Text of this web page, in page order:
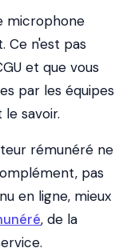
microphone
Ce n'est pas
et que vous
par les équipes
savoir.
rémunéré ne
pas
en ligne, mieux
, de la